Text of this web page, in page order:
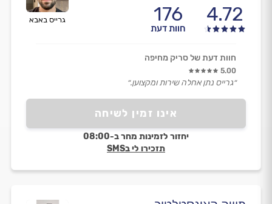
גרייס באבא 4.72
176
חוות דעת
אינו זמין לשיחה
יחזור לזמינות מחר ב-08:00
תזכירו לי בSMS
חוות דעת של סריק מחיפה
5.00
״גרייס נתן אחלה שירות ומקצוען.״